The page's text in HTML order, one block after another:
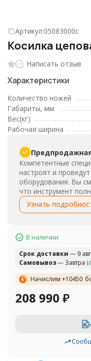
Артикул:05083000c
Косилка
Написать отзыв
Характеристики
Количество ножей
Габариты, мм
Вес(кг)
Рабочая ширина
Компетентные
настроят и
оборудования. Вы
что инструмент
Узнать
В наличии
Cрок доставки — 9
Самовывоз— Завтра
Начислим +10450
208 990 ₽